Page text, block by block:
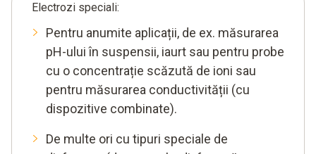
Electrozi speciali:
Pentru anumite aplicații, de ex. măsurarea
pH-ului în suspensii, iaurt sau pentru probe
cu o concentrație scăzută de ioni sau
pentru măsurarea conductivității (cu
dispozitive combinate).
De multe ori cu tipuri speciale de